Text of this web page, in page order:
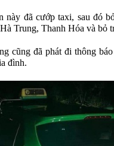
này đã cướp taxi, sau đó
Trung, Thanh Hóa và bỏ
cũng đã phát đi thông
đình.